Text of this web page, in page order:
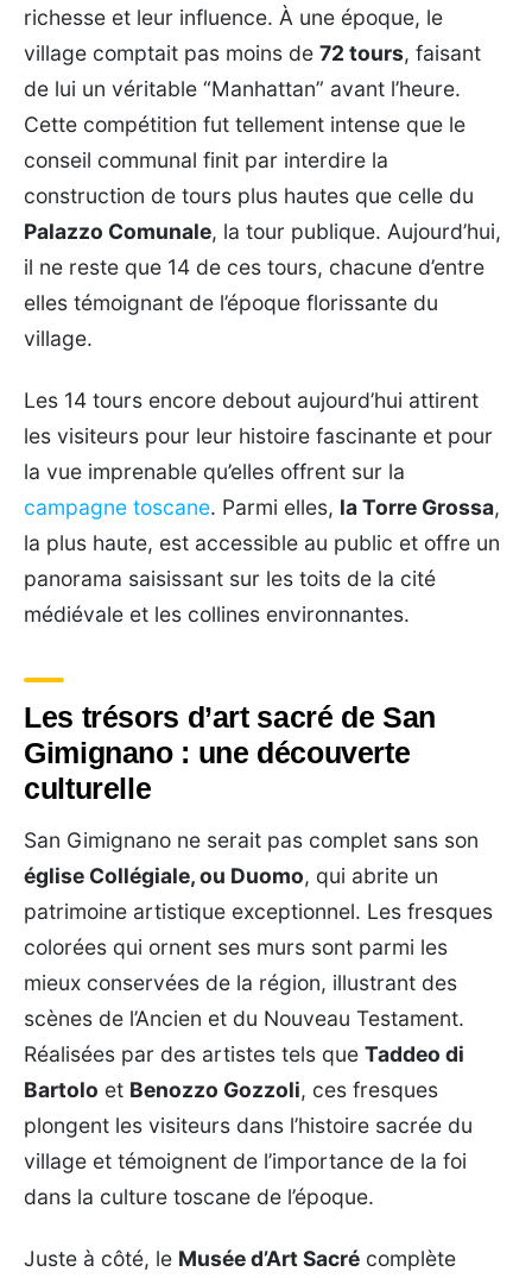
richesse et leur influence. À une époque, le
village comptait pas moins de 72 tours, faisant
de lui un véritable “Manhattan” avant l’heure.
Cette compétition fut tellement intense que le
conseil communal finit par interdire la
construction de tours plus hautes que celle du
Palazzo Comunale, la tour publique. Aujourd’hui,
il ne reste que 14 de ces tours, chacune d’entre
elles témoignant de l’époque florissante du
village.
Les 14 tours encore debout aujourd’hui attirent
les visiteurs pour leur histoire fascinante et pour
la vue imprenable qu’elles offrent sur la
campagne toscane. Parmi elles, la Torre Grossa,
la plus haute, est accessible au public et offre un
panorama saisissant sur les toits de la cité
médiévale et les collines environnantes.
Les trésors d’art sacré de San
Gimignano : une découverte
culturelle
San Gimignano ne serait pas complet sans son
église Collégiale, ou Duomo, qui abrite un
patrimoine artistique exceptionnel. Les fresques
colorées qui ornent ses murs sont parmi les
mieux conservées de la région, illustrant des
scènes de l’Ancien et du Nouveau Testament.
Réalisées par des artistes tels que Taddeo di
Bartolo et Benozzo Gozzoli, ces fresques
plongent les visiteurs dans l’histoire sacrée du
village et témoignent de l’importance de la foi
dans la culture toscane de l’époque.
Juste à côté, le Musée d’Art Sacré complète